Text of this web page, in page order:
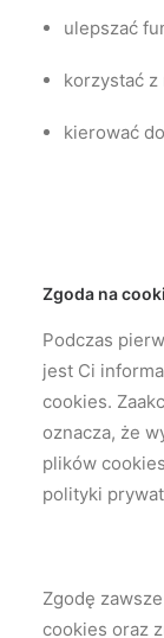
ulepszać
korzystać
kierować
Zgoda na
Podczas
jest Ci
cookies.
oznacza, że
plików
polityki
Zgodę
cookies oraz